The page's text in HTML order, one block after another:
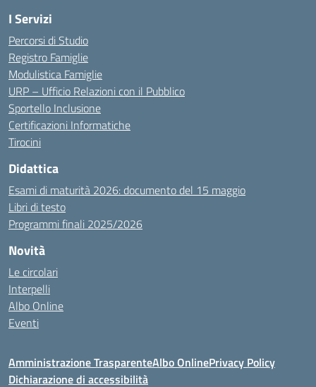
I Servizi
Percorsi di Studio
Registro Famiglie
Modulistica Famiglie
URP – Ufficio Relazioni con il Pubblico
Sportello Inclusione
Certificazioni Informatiche
Tirocini
Didattica
Esami di maturità 2026: documento del 15 maggio
Libri di testo
Programmi finali 2025/2026
Novità
Le circolari
Interpelli
Albo Online
Eventi
Amministrazione TrasparenteAlbo OnlinePrivacy Policy
Dichiarazione di accessibilità